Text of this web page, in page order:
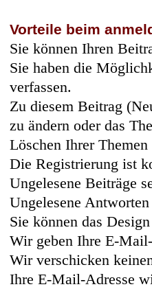
Vorteile beim
Sie können Ihren
Sie haben die
verfassen.
Zu diesem Beitrag
zu ändern oder das
Löschen Ihrer
Die Registrierung ist
Ungelesene Beiträge
Ungelesene
Sie können das
Wir geben Ihre E-
Wir verschicken
Ihre E-Mail-Adresse